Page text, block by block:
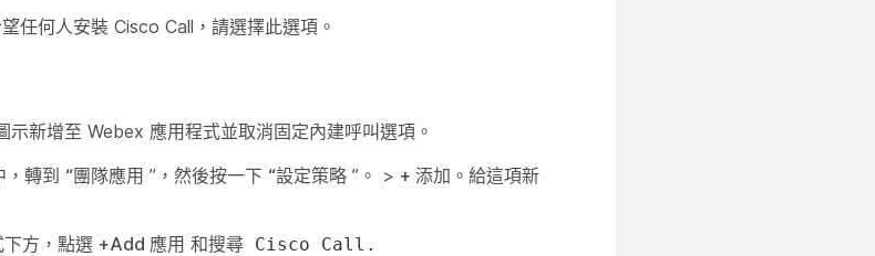
任何人安裝 Cisco Call，請選擇此選項。
示新增至 Webex 應用程式並取消固定內建呼叫選項。
，轉到 “團隊應用 ”，然後按一下 “設定策略 ”。 > + 添加 。給這項新
下方，點選 +Add 應用 和搜尋 Cisco Call.